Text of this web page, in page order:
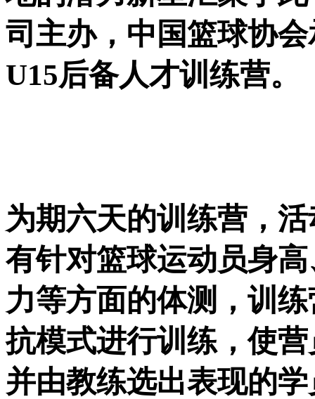
司主办，中国篮球协
U15后备人才训练营。
为期六天的训练营，
有针对篮球运动员身
力等方面的体测，训
抗模式进行训练，使
并由教练选出表现的